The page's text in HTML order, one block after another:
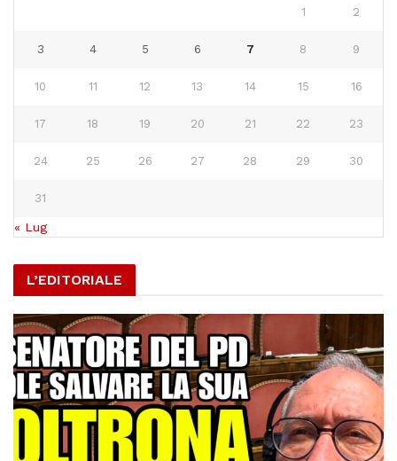
1 2
3 4 5 6 7 8 9
10 11 12 13 14 15 16
17 18 19 20 21 22 23
24 25 26 27 28 29 30
31
« Lug
L’EDITORIALE